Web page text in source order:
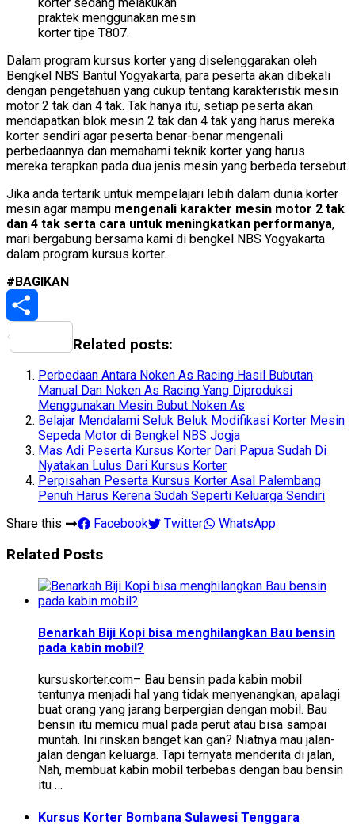
praktek menggunakan mesin
korter tipe T807.
Dalam program kursus korter yang diselenggarakan oleh
Bengkel NBS Bantul Yogyakarta, para peserta akan dibekali
dengan pengetahuan yang cukup tentang karakteristik mesin
motor 2 tak dan 4 tak. Tak hanya itu, setiap peserta akan
mendapatkan blok mesin 2 tak dan 4 tak yang harus mereka
korter sendiri agar peserta benar-benar mengenali
perbedaannya dan memahami teknik korter yang harus
mereka terapkan pada dua jenis mesin yang berbeda tersebut.
Jika anda tertarik untuk mempelajari lebih dalam dunia korter
mesin agar mampu mengenali karakter mesin motor 2 tak
dan 4 tak serta cara untuk meningkatkan performanya,
mari bergabung bersama kami di bengkel NBS Yogyakarta
dalam program kursus korter.
#BAGIKAN
Share
Related posts:
Perbedaan Antara Noken As Racing Hasil Bubutan
Manual Dan Noken As Racing Yang Diproduksi
Menggunakan Mesin Bubut Noken As
Belajar Mendalami Seluk Beluk Modifikasi Korter Mesin
Sepeda Motor di Bengkel NBS Jogja
Mas Adi Peserta Kursus Korter Dari Papua Sudah Di
Nyatakan Lulus Dari Kursus Korter
Perpisahan Peserta Kursus Korter Asal Palembang
Penuh Harus Kerena Sudah Seperti Keluarga Sendiri
Share this
Facebook Twitter WhatsApp
Related Posts
Benarkah Biji Kopi bisa menghilangkan Bau bensin
pada kabin mobil?
kursuskorter.com– Bau bensin pada kabin mobil
tentunya menjadi hal yang tidak menyenangkan, apalagi
buat orang yang jarang berpergian dengan mobil. Bau
bensin itu memicu mual pada perut atau bisa sampai
muntah. Ini rinskan banget kan gan? Niatnya mau jalan-
jalan dengan keluarga. Tapi ternyata menderita di jalan,
Nah, membuat kabin mobil terbebas dengan bau bensin
itu …
Kursus Korter Bombana Sulawesi Tenggara